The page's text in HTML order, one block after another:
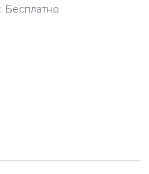
: Бесплатно